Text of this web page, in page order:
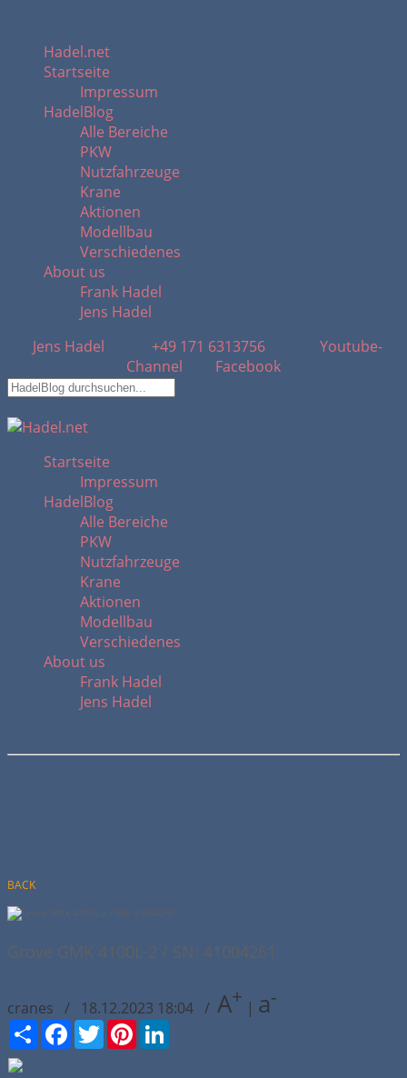
Hadel.net
Startseite
Impressum
HadelBlog
Alle Bereiche
PKW
Nutzfahrzeuge
Krane
Aktionen
Modellbau
Verschiedenes
About us
Frank Hadel
Jens Hadel
Jens Hadel
+49 171 6313756
Youtube-
Channel
Facebook
Startseite
Impressum
HadelBlog
Alle Bereiche
PKW
Nutzfahrzeuge
Krane
Aktionen
Modellbau
Verschiedenes
About us
Frank Hadel
Jens Hadel
BACK
Grove GMK 4100L-2 / SN: 41004261
cranes / 18.12.2023 18:04 / A+ | a-
Сподели FacebookTwitter Pinterest